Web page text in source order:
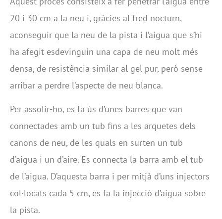
20 i 30 cm a la neu i, gràcies al fred nocturn,
aconseguir que la neu de la pista i l’aigua que s’hi
ha afegit esdevinguin una capa de neu molt més
densa, de resistència similar al gel pur, però sense
arribar a perdre l’aspecte de neu blanca.
Per assolir-ho, es fa ús d’unes barres que van
connectades amb un tub fins a les arquetes dels
canons de neu, de les quals en surten un tub
d’aigua i un d’aire. Es connecta la barra amb el tub
de l’aigua. D’aquesta barra i per mitjà d’uns injectors
col·locats cada 5 cm, es fa la injecció d’aigua sobre
la pista.